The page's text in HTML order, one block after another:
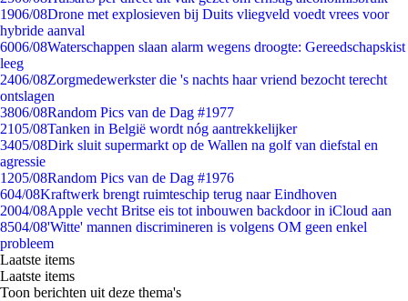
1906/08Drone met explosieven bij Duits vliegveld voedt vrees voor
hybride aanval
6006/08Waterschappen slaan alarm wegens droogte: Gereedschapskist
leeg
2406/08Zorgmedewerkster die 's nachts haar vriend bezocht terecht
ontslagen
3806/08Random Pics van de Dag #1977
2105/08Tanken in België wordt nóg aantrekkelijker
3405/08Dirk sluit supermarkt op de Wallen na golf van diefstal en
agressie
1205/08Random Pics van de Dag #1976
604/08Kraftwerk brengt ruimteschip terug naar Eindhoven
2004/08Apple vecht Britse eis tot inbouwen backdoor in iCloud aan
8504/08'Witte' mannen discrimineren is volgens OM geen enkel
probleem
Laatste items
Laatste items
Toon berichten uit deze thema's